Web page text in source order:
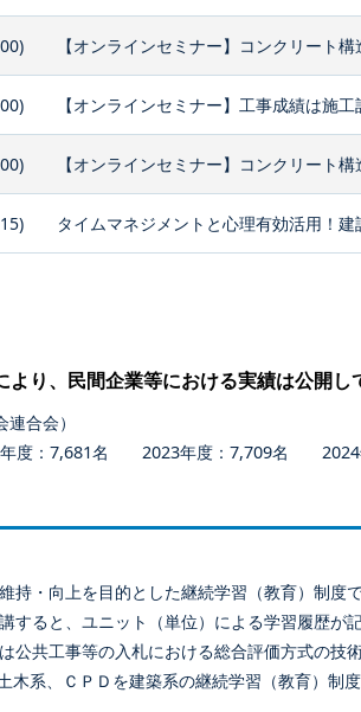
【オンラインセミナー】コンクリート
【オンラインセミナー】工事成績は施工
【オンラインセミナー】コンクリート
タイムマネジメントと心理有効活用！
り、民間企業等における実績は公開し
合会）
：7,681名 2023年度：7,709名 2024
持・向上を目的とした継続学習（教育）制
ると、ユニット（単位）による学習履歴
共工事等の入札における総合評価方式の
系、ＣＰＤを建築系の継続学習（教育）制